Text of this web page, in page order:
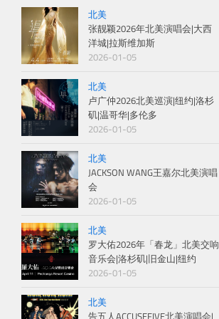
北美
张靓颖2026年北美演唱会|大西
洋城|拉斯维加斯
2026-01-05
北美
卢广仲2026北美巡演|纽约|洛杉
矶|温哥华|多伦多
2026-01-05
北美
JACKSON WANG王嘉尔北美演唱
会
2026-01-05
北美
罗大佑2026年「春龙」北美交响
音乐会|洛杉矶|旧金山|纽约
2026-01-05
北美
告五人ACCUSEFIVE北美演唱会|